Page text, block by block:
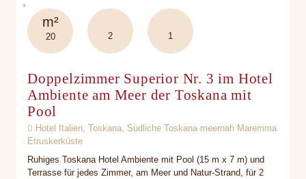
m²
20 2 1
Doppelzimmer Superior Nr. 3 im Hotel
Ambiente am Meer der Toskana mit
Pool
Hotel Italien, Toskana, Südliche Toskana meernah Maremma
Etruskerküste
Ruhiges Toskana Hotel Ambiente mit Pool (15 m x 7 m) und
Terrasse für jedes Zimmer, am Meer und Natur-Strand, für 2